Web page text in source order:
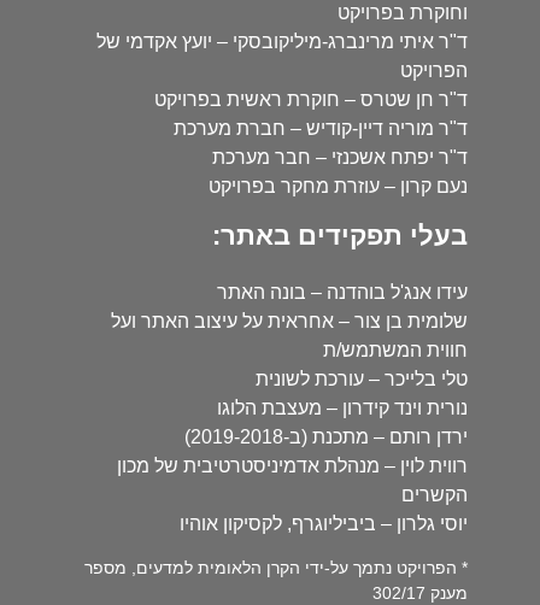
וחוקרת בפרויקט
ד"ר איתי מרינברג-מיליקובסקי – יועץ אקדמי של
הפרויקט
ד"ר חן שטרס – חוקרת ראשית בפרויקט
ד"ר מוריה דיין-קודיש – חברת מערכת
ד"ר יפתח אשכנזי – חבר מערכת
נעם קרון – עוזרת מחקר בפרויקט
בעלי תפקידים באתר:
עידו אנג'ל בוהדנה – בונה האתר
שלומית בן צור – אחראית על עיצוב האתר ועל
חווית המשתמש/ת
טלי בלייכר – עורכת לשונית
נורית וינד קידרון – מעצבת הלוגו
ירדן רותם – מתכנת (ב-2019-2018)
רווית לוין – מנהלת אדמיניסטרטיבית של מכון
הקשרים
יוסי גלרון – ביביליוגרף, לקסיקון אוהיו
* הפרויקט נתמך על-ידי הקרן הלאומית למדעים, מספר
מענק 302/17